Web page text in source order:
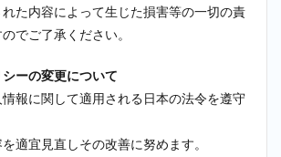
た内容によって生じた損害等の一切の責
でご了承ください。
ーの変更について
報に関して適用される日本の法令を遵守
適宜見直しその改善に努めます。